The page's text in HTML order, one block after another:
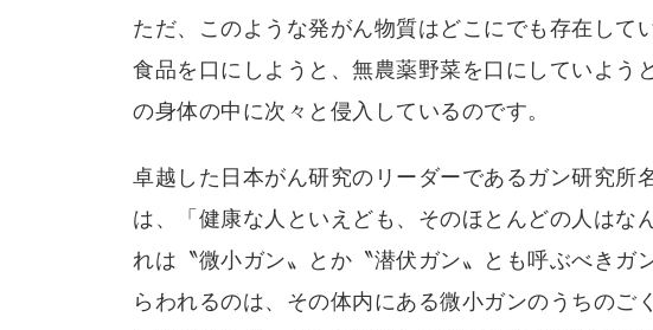
ただ、このような発がん物質はどこにでも存在して
食品を口にしようと、無農薬野菜を口にしていよう
の身体の中に次々と侵入しているのです。
卓越した日本がん研究のリーダーであるガン研究所
は、「健康な人といえども、そのほとんどの人はな
れは〝微小ガン〟とか〝潜伏ガン〟とも呼ぶべきガ
らわれるのは、その体内にある微小ガンのうちのご